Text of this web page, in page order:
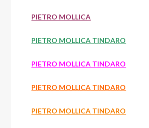
PIETRO MOLLICA
PIETRO MOLLICA TINDARO
PIETRO MOLLICA TINDARO
PIETRO MOLLICA TINDARO
PIETRO MOLLICA TINDARO